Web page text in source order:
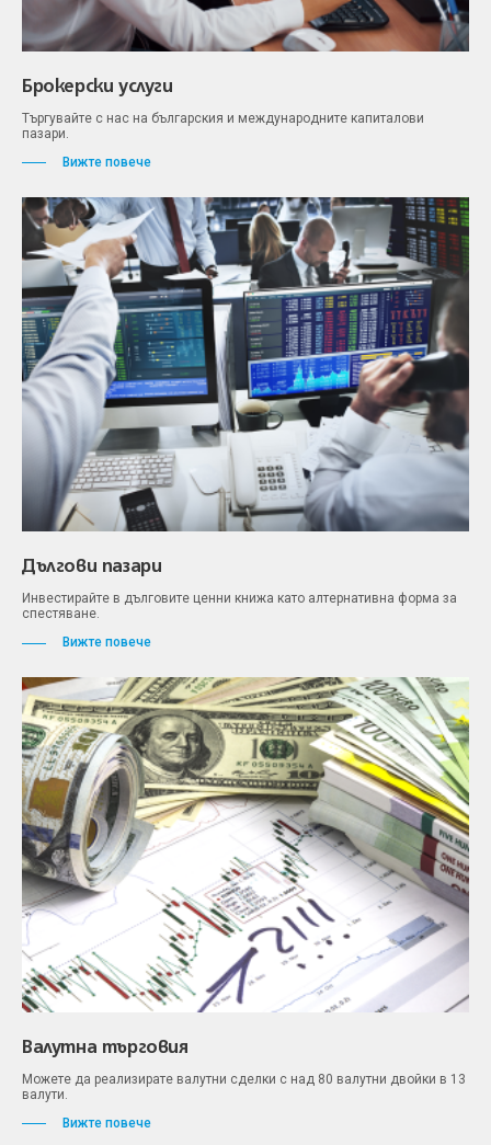
Брокерски услуги
Търгувайте с нас на българския и международните капиталови
пазари.
Вижте повече
Дългови пазари
Инвестирайте в дълговите ценни книжа като алтернативна форма за
спестяване.
Вижте повече
Валутна търговия
Можете да реализирате валутни сделки с над 80 валутни двойки в 13
валути.
Вижте повече